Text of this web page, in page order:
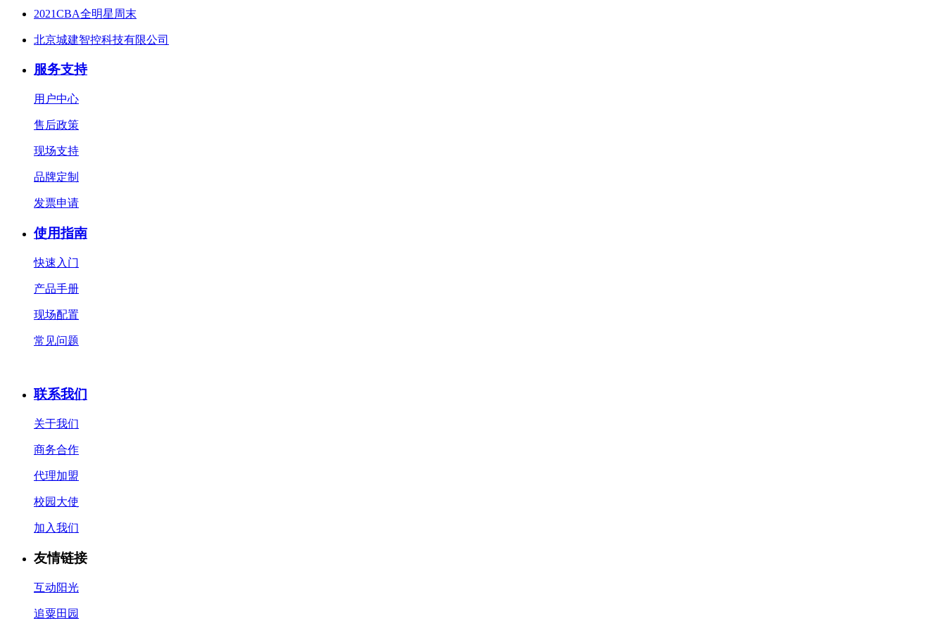
2021CBA全明星周末
北京城建智控科技有限公司
服务支持
用户中心
售后政策
现场支持
品牌定制
发票申请
使用指南
快速入门
产品手册
现场配置
常见问题
联系我们
关于我们
商务合作
代理加盟
校园大使
加入我们
友情链接
互动阳光
追粟田园